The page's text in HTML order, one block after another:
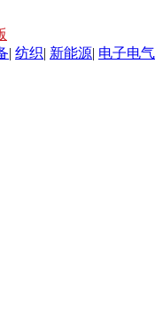
| 纺织| 新能源| 电子电气